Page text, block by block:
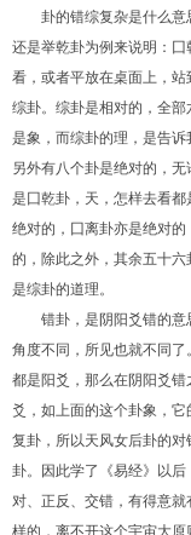
卦的错综复杂是什么意
还是举乾卦为例来说明：
看，或者平放在桌面上，
综卦。综卦是相对的，全
是象，而综卦的理，是告诉
另外有八个卦是绝对的，
是囗乾卦，天，怎样去看
绝对的，囗离卦亦是绝对
的，除此之外，其余五十
是综卦的道理。
错卦，是阴阳爻错的意
角度不同，所见也就不同
都是阳爻，那么在阴阳爻
爻，如上面的这个卦象，
复卦，所以天风女后卦的
卦。因此学了《易经》以
对、正反、交错，有得意
样的，离不开这个宇宙大原